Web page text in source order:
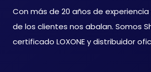
Con más de 20 años de
de los clientes nos abalan. Somos
certificado LOXONE y distribuidor